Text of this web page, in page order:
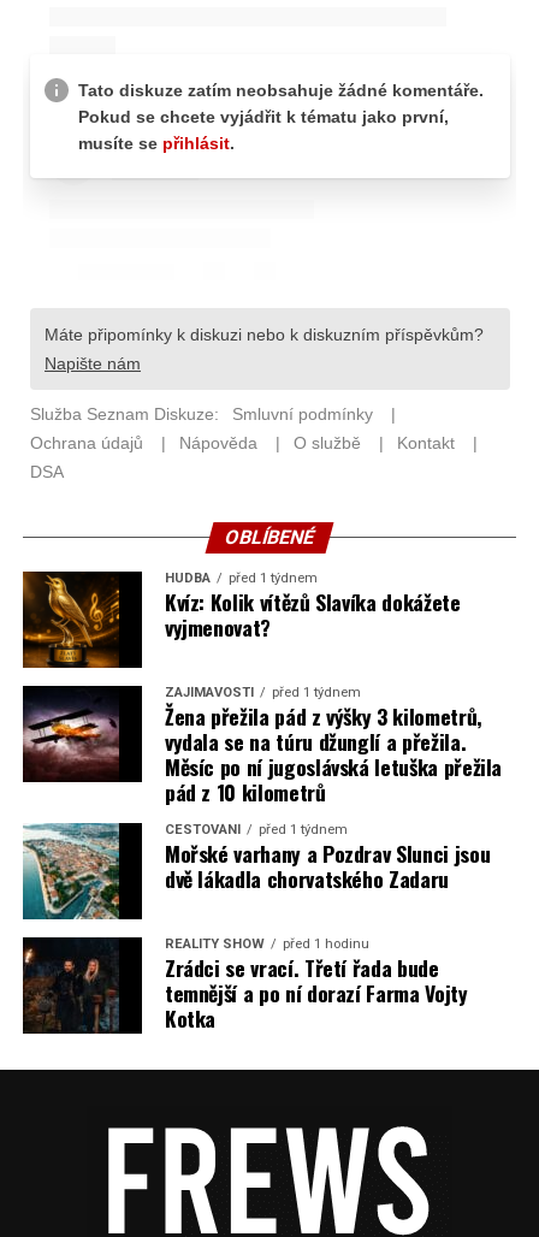
OBLÍBENÉ
HUDBA před 1 týdnem
Kvíz: Kolik vítězů Slavíka dokážete
vyjmenovat?
ZAJÍMAVOSTI před 1 týdnem
Žena přežila pád z výšky 3 kilometrů,
vydala se na túru džunglí a přežila.
Měsíc po ní jugoslávská letuška přežila
pád z 10 kilometrů
CESTOVÁNÍ před 1 týdnem
Mořské varhany a Pozdrav Slunci jsou
dvě lákadla chorvatského Zadaru
REALITY SHOW před 1 hodinu
Zrádci se vrací. Třetí řada bude
temnější a po ní dorazí Farma Vojty
Kotka